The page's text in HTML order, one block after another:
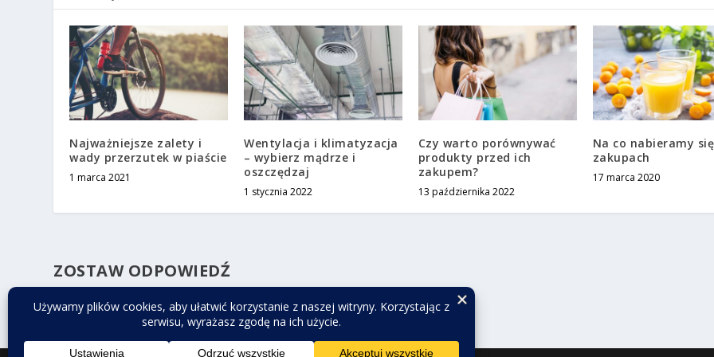
Najważniejsze zalety i
wady przerzutek w piaście
1 marca 2021
Wentylacja i klimatyzacja
– wybierz mądrze i
oszczędzaj
1 stycznia 2022
Czy warto porównywać
produkty przed ich
zakupem?
13 października 2022
Na co nabieramy
zakupach
17 marca 2020
ZOSTAW ODPOWIEDŹ